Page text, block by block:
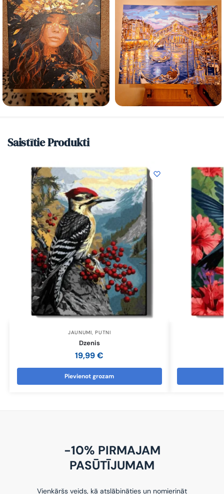
Saistītie Produkti
JAUNUMI,PUTNI
Dzenis
19,99€
Pievienot grozam
-10% PIRMAJAM
PASŪTĪJUMAM
Vienkāršs veids, kā atslābināties un nomierināt